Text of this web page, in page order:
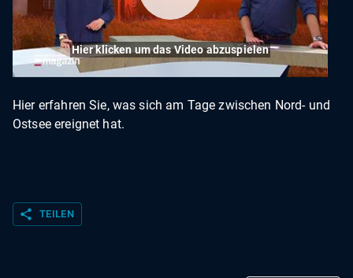
Hier klicken um das Video abzuspielen
Hier erfahren Sie, was sich am Tage zwischen Nord- und
Ostsee ereignet hat.
share TEILEN